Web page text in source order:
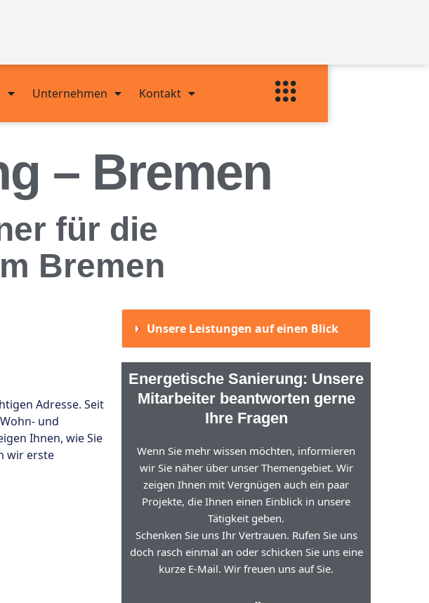
Unternehmen Kontakt
– Bremen
für die
Bremen
Adresse. Seit
und
Ihnen, wie Sie
wir erste
Unsere Leistungen auf einen Blick
Energetische Sanierung: Unsere
Mitarbeiter beantworten gerne
Ihre Fragen
Wenn Sie mehr wissen möchten, informieren
wir Sie näher über unser Themengebiet. Wir
zeigen Ihnen mit Vergnügen auch ein paar
Projekte, die Ihnen einen Einblick in unsere
Tätigkeit geben.
Schenken Sie uns Ihr Vertrauen. Rufen Sie uns
doch rasch einmal an oder schicken Sie uns eine
kurze E-Mail. Wir freuen uns auf Sie.